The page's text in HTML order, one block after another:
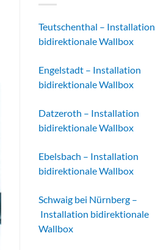
Teutschenthal – Installation
bidirektionale Wallbox
Engelstadt – Installation
bidirektionale Wallbox
Datzeroth – Installation
bidirektionale Wallbox
Ebelsbach – Installation
bidirektionale Wallbox
Schwaig bei Nürnberg –
Installation bidirektionale
Wallbox